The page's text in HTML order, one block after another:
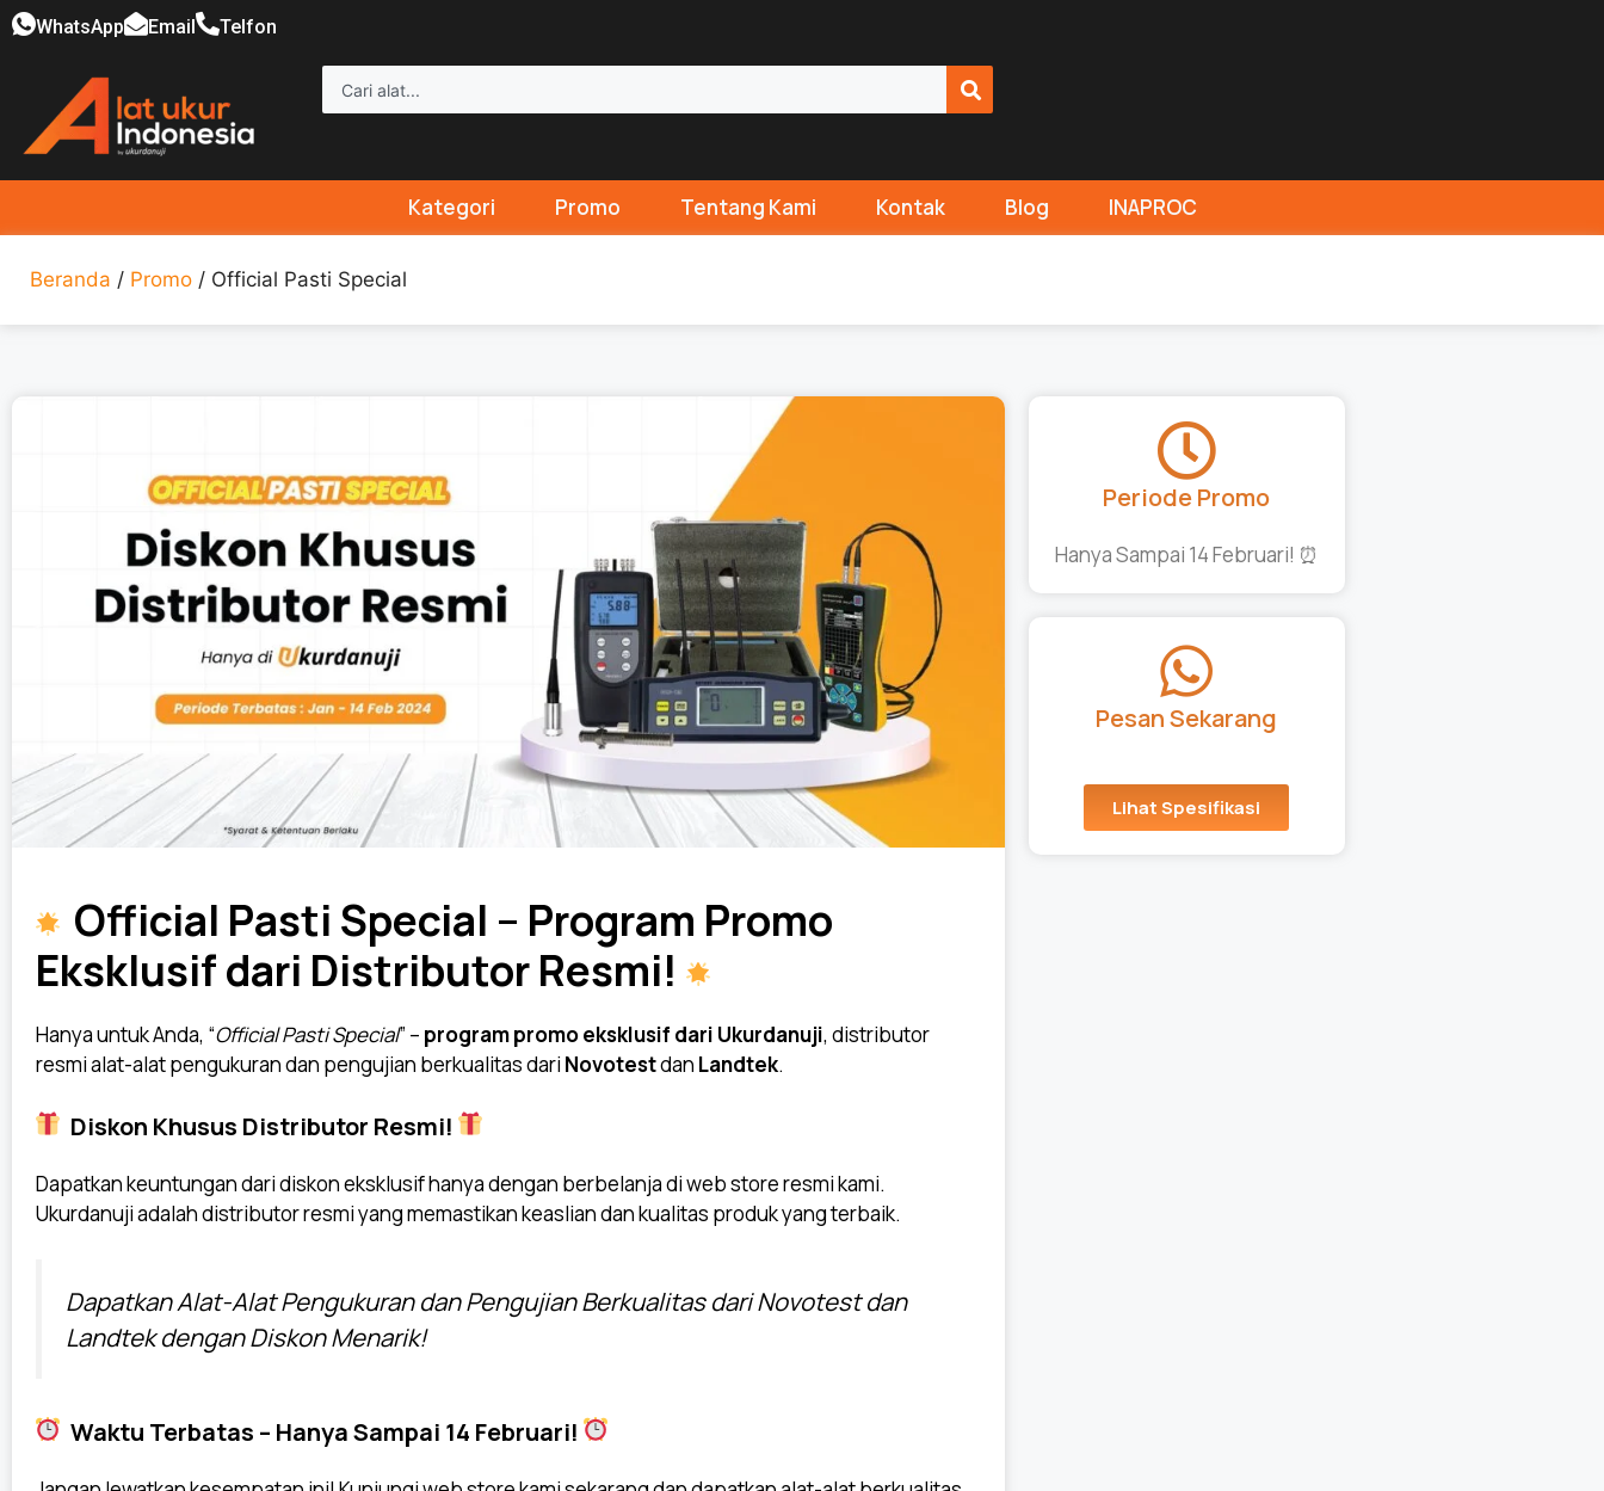
WhatsApp Email Telfon
Kategori Promo Tentang Kami Kontak Blog INAPROC
Beranda / Promo / Official Pasti Special
Official Pasti Special – Program Promo
Eksklusif dari Distributor Resmi!
Hanya untuk Anda, “Official PastiSpecial” – program promo eksklusif dari Ukurdanuji, distributor
resmi alat-alat pengukuran dan pengujian berkualitas dari Novotestdan Landtek.
Diskon Khusus Distributor Resmi!
Dapatkan keuntungan dari diskon eksklusif hanya dengan berbelanja di web store resmi kami.
Ukurdanuji adalah distributor resmi yang memastikan keaslian dan kualitas produk yang terbaik.
Dapatkan Alat-Alat Pengukuran dan Pengujian Berkualitas dari Novotest dan
Landtek dengan Diskon Menarik!
Waktu Terbatas – Hanya Sampai 14 Februari!
Periode Promo
Hanya Sampai 14 Februari! ⏰
Pesan Sekarang
Lihat Spesifikasi